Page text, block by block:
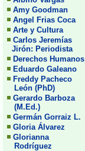
Amy Goodman
Angel Frias Coca
Arte y Cultura
Carlos Jeremías
Jirón: Periodista
Derechos Humanos
Eduardo Galeano
Freddy Pacheco
León (PhD)
Gerardo Barboza
(M.Ed.)
Germán Gorraiz L.
Gloria Álvarez
Glorianna
Rodríguez